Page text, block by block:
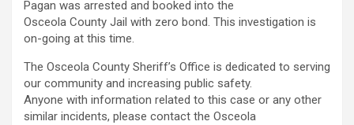
Pagan was arrested and booked into the
Osceola County Jail with zero bond. This investigation is
on-going at this time.
The Osceola County Sheriff’s Office is dedicated to serving
our community and increasing public safety.
Anyone with information related to this case or any other
similar incidents, please contact the Osceola